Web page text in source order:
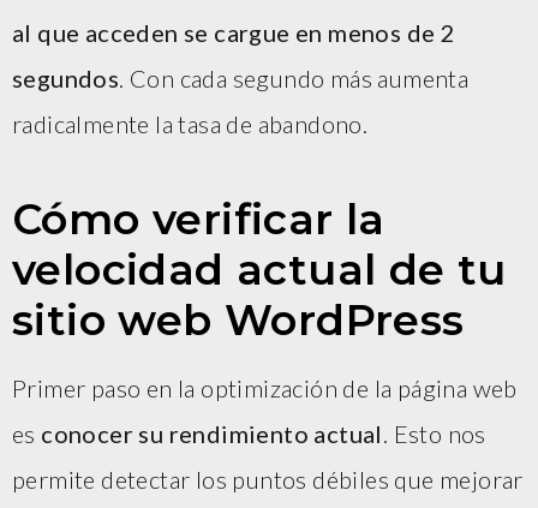
al que acceden se cargue en menos de 2
segundos. Con cada segundo más aumenta
radicalmente la tasa de abandono.
Cómo verificar la
velocidad actual de tu
sitio web WordPress
Primer paso en la optimización de la página web
es conocer su rendimiento actual. Esto nos
permite detectar los puntos débiles que mejorar